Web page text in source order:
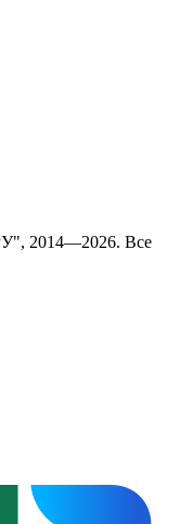
2014—2026. Все